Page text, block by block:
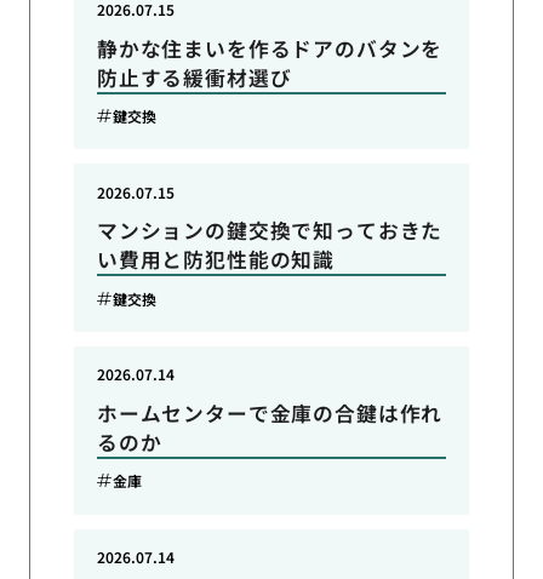
静かな住まいを作るドアのバタンを
防止する緩衝材選び
2026.07.15
鍵交換
マンションの鍵交換で知っておきた
い費用と防犯性能の知識
2026.07.15
鍵交換
ホームセンターで金庫の合鍵は作れ
るのか
2026.07.14
金庫
2026.07.14